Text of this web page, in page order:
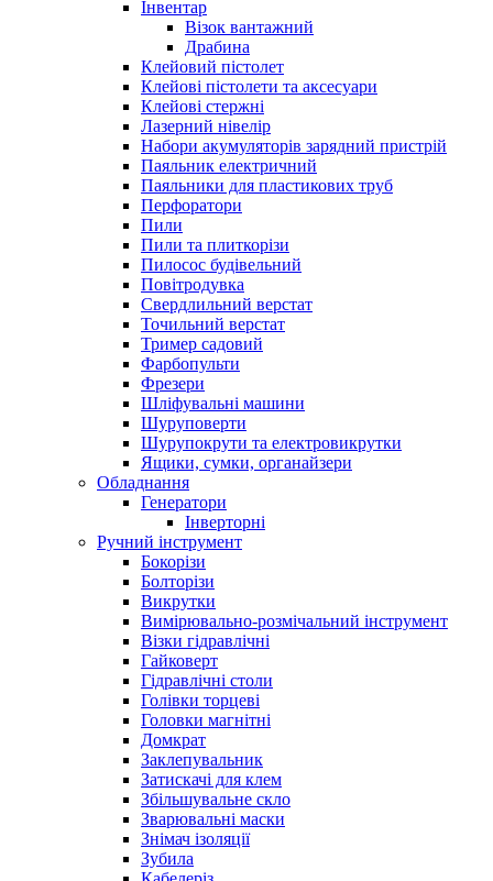
Інвентар
Візок вантажний
Драбина
Клейовий пістолет
Клейові пістолети та аксесуари
Клейові стержні
Лазерний нівелір
Набори акумуляторів зарядний пристрій
Паяльник електричний
Паяльники для пластикових труб
Перфоратори
Пили
Пили та плиткорізи
Пилосос будівельний
Повітродувка
Свердлильний верстат
Точильний верстат
Тример садовий
Фарбопульти
Фрезери
Шліфувальні машини
Шуруповерти
Шурупокрути та електровикрутки
Ящики, сумки, органайзери
Обладнання
Генератори
Інверторні
Ручний інструмент
Бокорізи
Болторізи
Викрутки
Вимірювально-розмічальний інструмент
Візки гідравлічні
Гайковерт
Гідравлічні столи
Голівки торцеві
Головки магнітні
Домкрат
Заклепувальник
Затискачі для клем
Збільшувальне скло
Зварювальні маски
Знімач ізоляції
Зубила